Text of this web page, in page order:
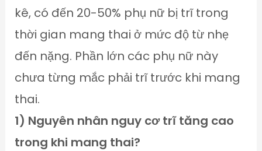
kê, có đến 20-50% phụ nữ bị trĩ trong
thời gian mang thai ở mức độ từ nhẹ
đến nặng. Phần lớn các phụ nữ này
chưa từng mắc phải trĩ trước khi mang
thai.
1) Nguyên nhân nguy cơ trĩ tăng cao
trong khi mang thai?